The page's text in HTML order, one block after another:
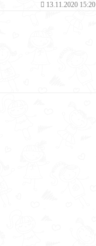
13.11.2020 15:20